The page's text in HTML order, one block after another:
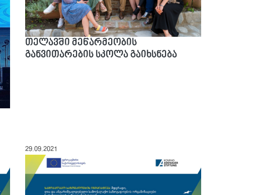
თელავში მეწარმეობის
განვითარების სკოლა გაიხსნება
29.09.2021